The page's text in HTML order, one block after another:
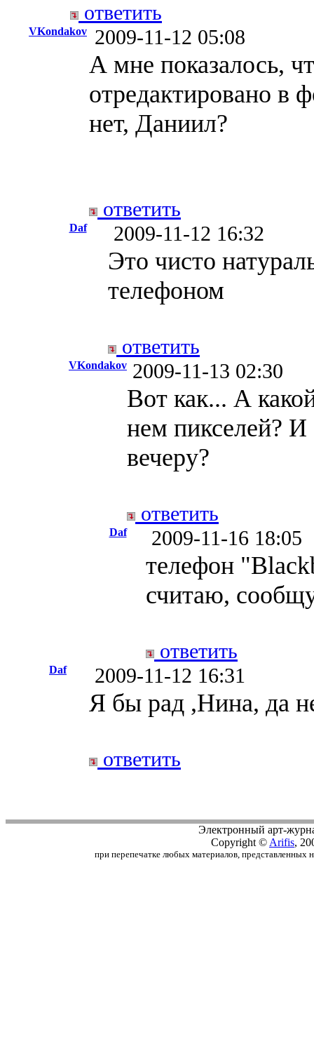
ответить
VKondakov 2009-11-12 05:08
А мне показалось,
отредактировано в
нет, Даниил?
ответить
Daf 2009-11-12 16:32
Это чисто
телефоном
ответить
VKondakov 2009-11-13 02:30
Вот как... А
нем пикселей?
вечеру?
ответить
Daf 2009-11-16 18:05
телефон
считаю,
ответить
Daf 2009-11-12 16:31
Я бы рад ,Нина, да
ответить
Электронный арт-
Copyright © Arifis,
при перепечатке любых материалов, представленных